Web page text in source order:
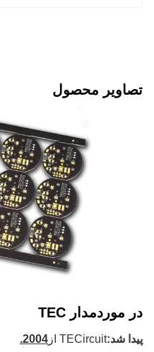
تصاویر محصول
در موردمدار TEC
پيدا شد:TECircuit از 2004.